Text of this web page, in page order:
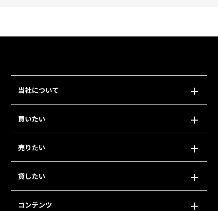
当社について
買いたい
売りたい
貸したい
コンテンツ